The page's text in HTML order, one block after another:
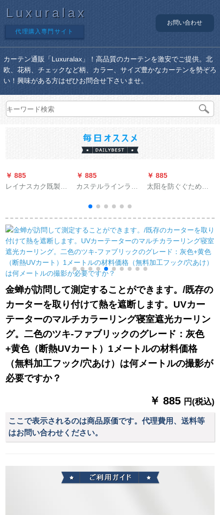
Luxuralax
代理購入専門サイト
お問い合わせ
カーテン通販「Luxuralax」！高品質のカーテンを激安でご提供。北
欧、花柄、チェックなど柄、カラー、サイズ豊かなカーテンを勢ぞろ
い！興味がある方はぜひお問合せ下さいませ。
￥ 885
レイナスカク既製の
ン寝室掃き出窓ベレ
ストランダー出窓シ
ステムハーン式シム
ホームホームホーム
ンンンン遮光カータ
ーテーンン部屋部屋
部屋扫き出し窓ベゼ
ル7叶草ブティック
2.0項
￥ 885
カステルラインライ
ンラインラインレア
ル家厚手アルミンモ
ノレンンラインライ
ンラインラインライ
ンラインラインライ
ンラインラインライ
ンラインラインライ
ンラインアップアッ
プアップしますか？
￥ 885
太阳を防ぐぐために
ないでください。テ-
マ-ピのテ-ンが短いで
す。テ-ルンコーヒ-の
テ-ンが短いです。テ`
マンが短いです。テ`
トラーが窓を遮光し
て北欧のハ-フ-テがあ
ります。
金蝉が訪問して測定することができます。/既存の
カーターを取り付けて熱を遮断します。UVカー
テーターのマルチカラーリング寝室遮光カーリン
グ。二色のツキ-ファブリックのグレード：灰色
+黄色（断熱UVカート）1メートルの材料価格
（無料加工フック/穴あけ）は何メートルの撮影が
必要ですか？
￥ 885 円(税込)
ここで表示されるのは商品原価です。代理費用、送料等
はお問い合わせください。